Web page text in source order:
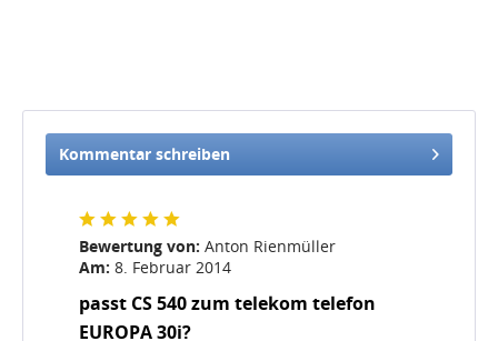
Kommentar schreiben
Bewertung von: Anton Rienmüller
Am: 8. Februar 2014
passt CS 540 zum telekom telefon
EUROPA 30i?